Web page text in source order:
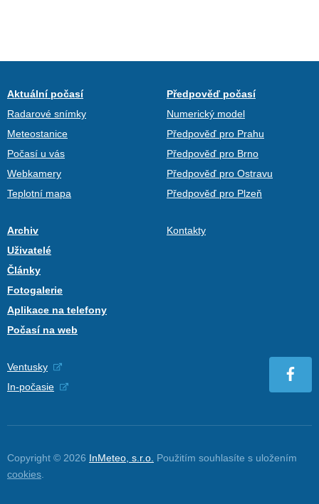
Aktuální počasí
Radarové snímky
Meteostanice
Počasí u vás
Webkamery
Teplotní mapa
Předpověď počasí
Numerický model
Předpověď pro Prahu
Předpověď pro Brno
Předpověď pro Ostravu
Předpověď pro Plzeň
Archiv
Uživatelé
Články
Fotogalerie
Aplikace na telefony
Počasí na web
Kontakty
Ventusky
In-počasie
Copyright © 2026 InMeteo, s.r.o. Použitím souhlasíte s uložením
cookies